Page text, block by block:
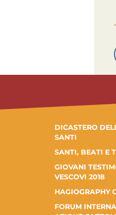
DICASTERO
SANTI
SANTI, BEATI E
GIOVANI
VESCOVI 2018
HAGIOGRAPHY
FORUM